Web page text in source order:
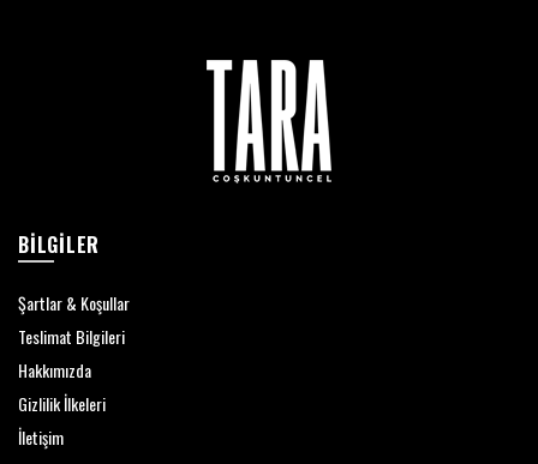
BILGILER
Şartlar & Koşullar
Teslimat Bilgileri
Hakkımızda
Gizlilik İlkeleri
İletişim